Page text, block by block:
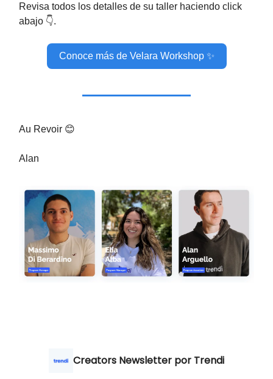
Revisa todos los detalles de su taller haciendo click
abajo 👇.
Conoce más de Velara Workshop ✨
Au Revoir 😊
Alan
Creators Newsletter por Trendi